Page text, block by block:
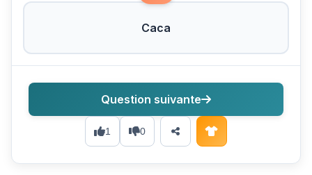
Caca
1 0
Question suivante